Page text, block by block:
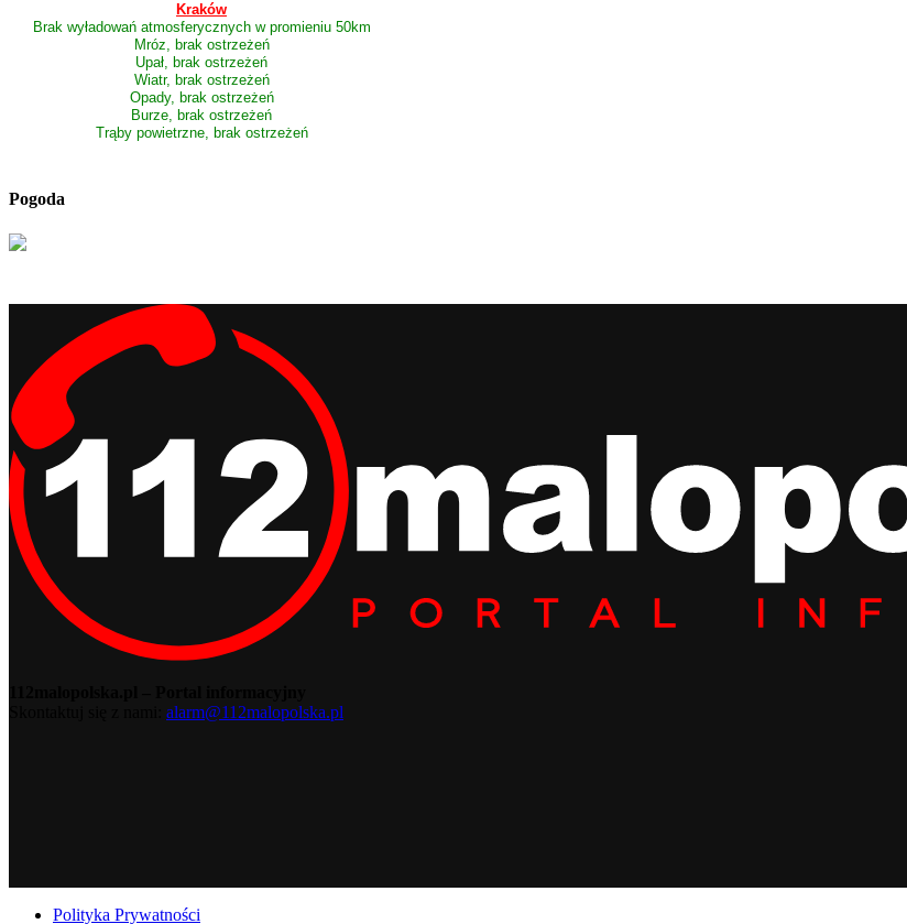
Kraków
Brak wyładowań atmosferycznych w promieniu 50km
Mróz, brak ostrzeżeń
Upał, brak ostrzeżeń
Wiatr, brak ostrzeżeń
Opady, brak ostrzeżeń
Burze, brak ostrzeżeń
Trąby powietrzne, brak ostrzeżeń
Pogoda
alarm@112malopolska.pl
Polityka Prywatności